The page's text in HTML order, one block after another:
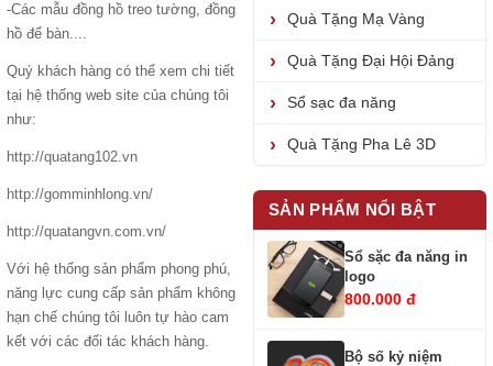
-Các mẫu đồng hồ treo tường, đồng
hồ để bàn....
Quý khách hàng có thể xem chi tiết
tại hệ thống web site của chúng tôi
như:
http://quatang102.vn
http://gomminhlong.vn/
http://quatangvn.com.vn/
Với hệ thống sản phẩm phong phú,
năng lực cung cấp sản phẩm không
hạn chế chúng tôi luôn tự hào cam
kết với các đối tác khách hàng.
Quà Tặng Mạ Vàng
Quà Tặng Đại Hội Đảng
Sổ sạc đa năng
Quà Tặng Pha Lê 3D
SẢN PHẨM NỔI BẬT
Sổ sặc đa năng in
logo
800.000 đ
Bộ số kỷ niệm